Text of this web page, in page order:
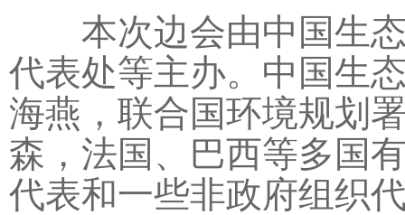
本次边会由中国生态
代表处等主办。中国生
海燕，联合国环境规划
森，法国、巴西等多国
代表和一些非政府组织